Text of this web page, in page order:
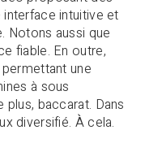
intuitive et
Notons aussi que
fiable. En outre,
une
à sous
baccarat. Dans
diversifié. À cela.